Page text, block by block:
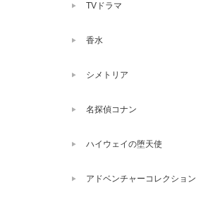
TVドラマ
香水
シメトリア
名探偵コナン
ハイウェイの堕天使
アドベンチャーコレクション